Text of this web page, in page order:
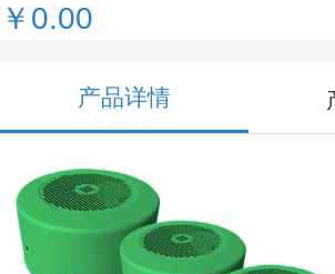
￥0.00
产品详情